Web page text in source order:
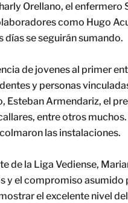
Orellano, el
como Hugo
días se seguirán sumando.
de jovenes al primer
y personas
Esteban Armendariz, el
entre otros
las instalaciones.
de la Liga Vediense,
y el compromiso asumido
el excelente nivel